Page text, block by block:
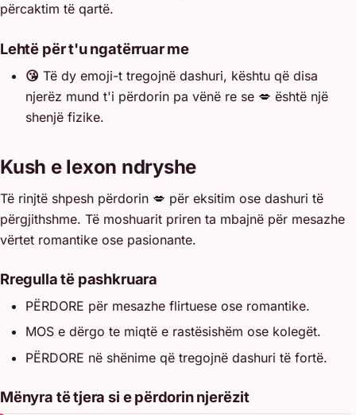
përcaktim të qartë.
Lehtë për t'u ngatërruar me
😘 Të dy emoji-t tregojnë dashuri, kështu që disa
njerëz mund t'i përdorin pa vënë re se 💋 është një
shenjë fizike.
Kush e lexon ndryshe
Të rinjtë shpesh përdorin 💋 për eksitim ose dashuri të
përgjithshme. Të moshuarit priren ta mbajnë për mesazhe
vërtet romantike ose pasionante.
Rregulla të pashkruara
PËRDORE për mesazhe flirtuese ose romantike.
MOS e dërgo te miqtë e rastësishëm ose kolegët.
PËRDORE në shënime që tregojnë dashuri të fortë.
Mënyra të tjera si e përdorin njerëzit